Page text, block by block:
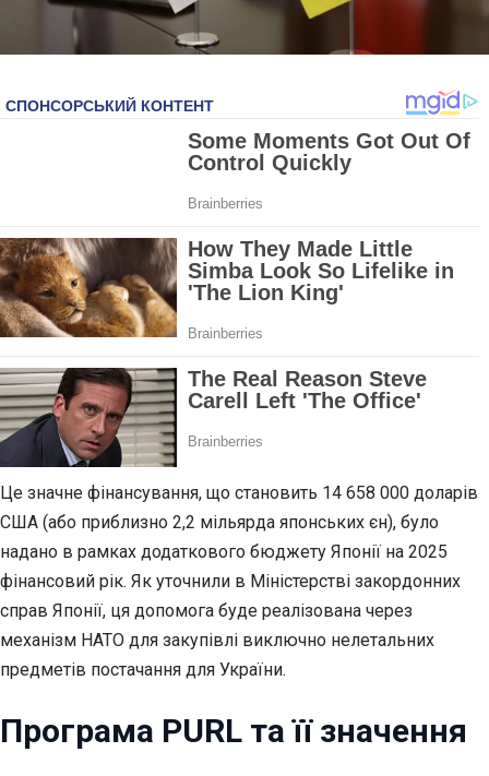
Це значне фінансування, що становить 14 658 000 доларів
США (або приблизно 2,2 мільярда японських єн), було
надано в рамках додаткового бюджету Японії на 2025
фінансовий рік. Як уточнили в Міністерстві закордонних
справ Японії, ця допомога буде реалізована через
механізм НАТО для закупівлі виключно нелетальних
предметів постачання для України.
Програма PURL та її значення